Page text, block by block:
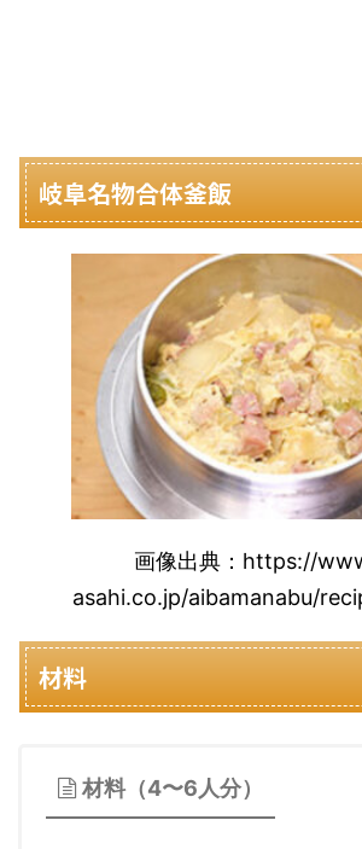
岐阜名物合体釜飯
画像出典：https://
asahi.co.jp/aibamanabu/
材料
材料（4〜6人分）